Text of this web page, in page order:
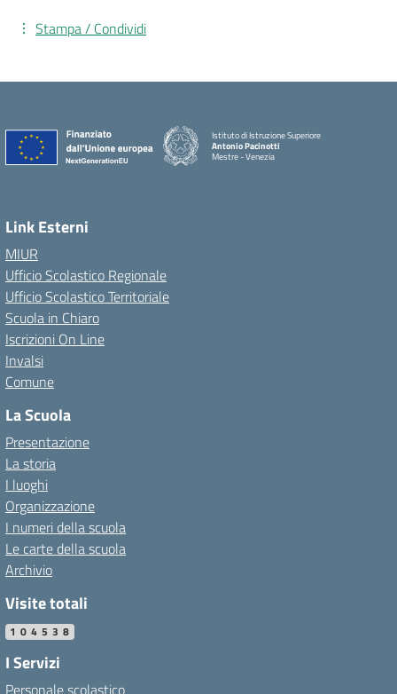
Stampa / Condividi
Istituto di Istruzione Superiore
Antonio Pacinotti
Mestre - Venezia
Link Esterni
MIUR
Ufficio Scolastico Regionale
Ufficio Scolastico Territoriale
Scuola in Chiaro
Iscrizioni On Line
Invalsi
Comune
La Scuola
Presentazione
La storia
I luoghi
Organizzazione
I numeri della scuola
Le carte della scuola
Archivio
Visite totali
104538
I Servizi
Personale scolastico